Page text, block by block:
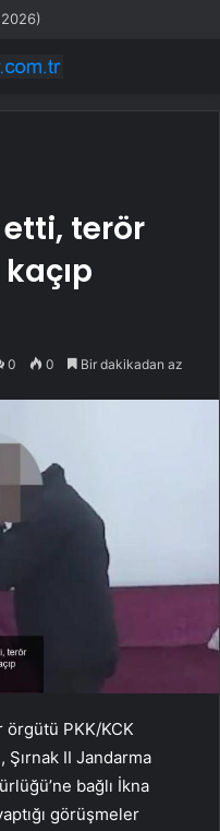
terör
0 0 Bir dakikadan az
örgütü PKK/KCK
II Jandarma
bağlı İkna
görüşmeler